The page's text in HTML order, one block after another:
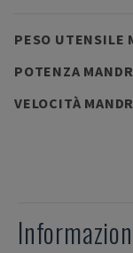
PESO UTENSILE
POTENZA
VELOCITÀ